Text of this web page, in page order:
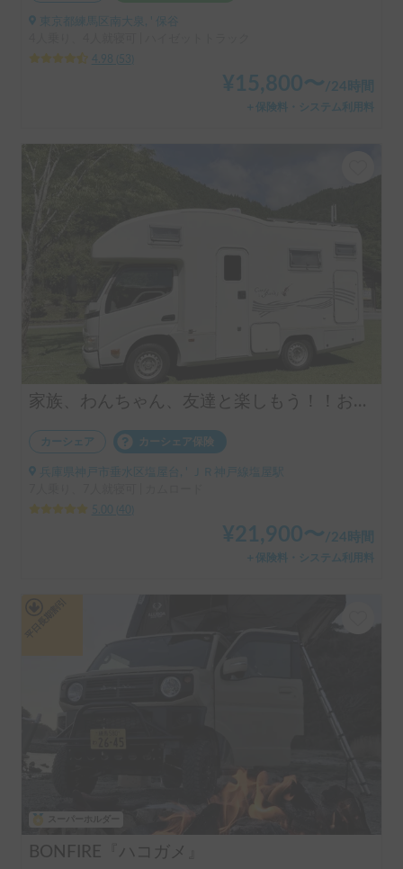
東京都練馬区南大泉, ' 保谷
4.98
53
¥ 15,800〜 /24時間
＋保険料・システム利用料
家族、わんちゃん、友達と楽しもう！！お気軽旅行のキャンピングカー（コルドバンクス）四国・淡路島にアクセス抜群🗾ペット大歓迎🐶ケージ無しOK、WIFI無料
カーシェア カーシェア保険
兵庫県神戸市垂水区塩屋台, ' ＪＲ神戸線塩屋駅
5.00
40
¥21,900〜 /24時間
＋保険料・システム利用料
BONFIRE『ハコガメ』